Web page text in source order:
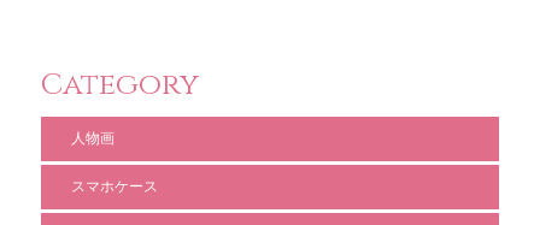
Category
人物画
スマホケース